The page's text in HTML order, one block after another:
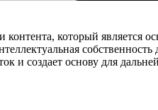
который является
и создает основу для